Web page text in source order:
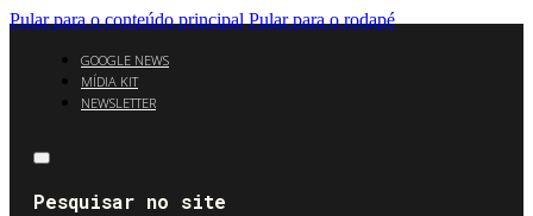
Pular para o conteúdo principal Pular para o rodapé
GOOGLE NEWS
MÍDIA KIT
NEWSLETTER
Pesquisar no site